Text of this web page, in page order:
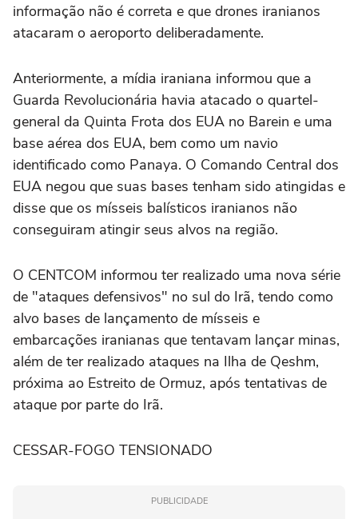
informação não é correta e que drones iranianos
atacaram o aeroporto deliberadamente.
Anteriormente, a mídia iraniana informou que a
Guarda Revolucionária havia atacado o quartel-
general da Quinta Frota dos EUA no Barein e uma
base aérea dos EUA, bem como um navio
identificado como Panaya. O Comando Central dos
EUA negou que suas ‌bases tenham sido atingidas e
disse que os mísseis balísticos iranianos não
conseguiram atingir seus alvos na região.
O CENTCOM informou ter realizado uma nova série
de "ataques defensivos" no sul ‌do Irã, tendo como
alvo bases de lançamento de ⁠mísseis e
embarcações iranianas que tentavam lançar ⁠minas,
além de ter realizado ataques na Ilha de Qeshm,
próxima ao Estreito de Ormuz, após tentativas de
ataque por parte do Irã.
CESSAR-FOGO TENSIONADO
PUBLICIDADE